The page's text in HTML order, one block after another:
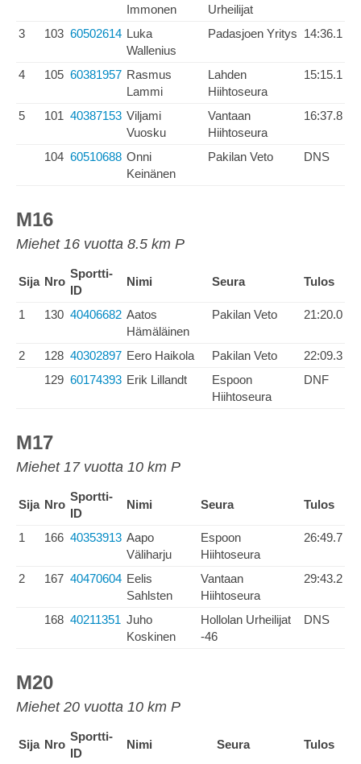
Immonen
Urheilijat
3 103 60502614 Luka
Wallenius
Padasjoen Yritys 14:36.1
4 105 60381957 Rasmus
Lammi
Lahden
Hiihtoseura
15:15.1
5 101 40387153 Viljami
Vuosku
Vantaan
Hiihtoseura
16:37.8
104 60510688 Onni
Keinänen
Pakilan Veto DNS
M16
Miehet 16 vuotta 8.5 km P
Sija Nro
Sportti-
ID
Nimi Seura Tulos
1 130 40406682 Aatos
Hämäläinen
Pakilan Veto 21:20.0
2 128 40302897 Eero Haikola Pakilan Veto
22:09.3
129 60174393 Erik Lillandt
Espoon
Hiihtoseura
DNF
M17
Miehet 17 vuotta 10 km P
Sija Nro
Sportti-
ID
Nimi Seura Tulos
1 166 40353913 Aapo
Väliharju
Espoon
Hiihtoseura
26:49.7
2 167 40470604 Eelis
Sahlsten
Vantaan
Hiihtoseura
29:43.2
168 40211351 Juho
Koskinen
Hollolan Urheilijat
-46
DNS
M20
Miehet 20 vuotta 10 km P
Sija Nro
Sportti-
ID
Nimi Seura Tulos